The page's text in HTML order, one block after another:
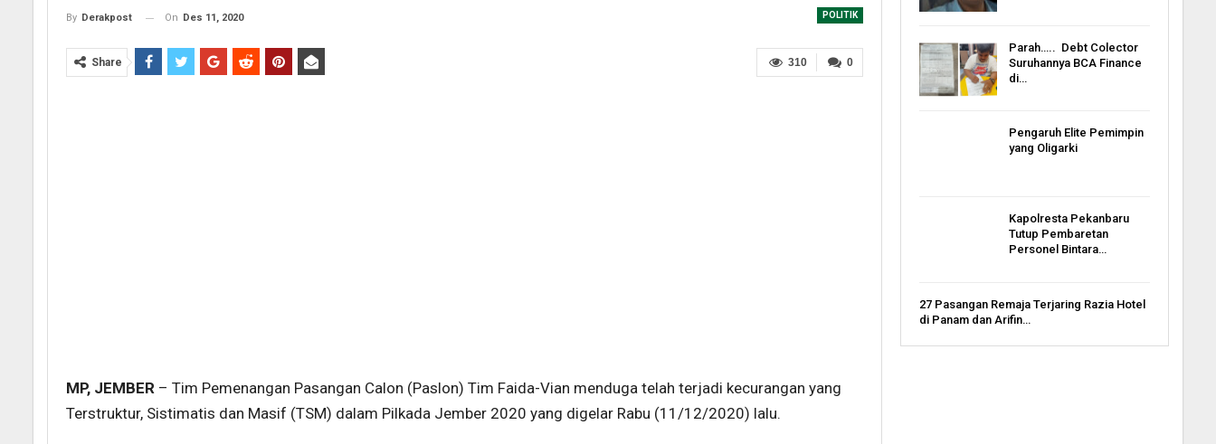
POLITIK
By Derakpost On Des 11, 2020
0
310
Share
MP, JEMBER – Tim Pemenangan Pasangan Calon (Paslon) Tim Faida-Vian menduga telah terjadi kecurangan yang
Terstruktur, Sistimatis dan Masif (TSM) dalam Pilkada Jember 2020 yang digelar Rabu (11/12/2020) lalu.
Parah….. Debt Colector
Suruhannya BCA Finance
di…
Pengaruh Elite Pemimpin
yang Oligarki
Kapolresta Pekanbaru
Tutup Pembaretan
Personel Bintara…
27 Pasangan Remaja Terjaring Razia Hotel
di Panam dan Arifin…